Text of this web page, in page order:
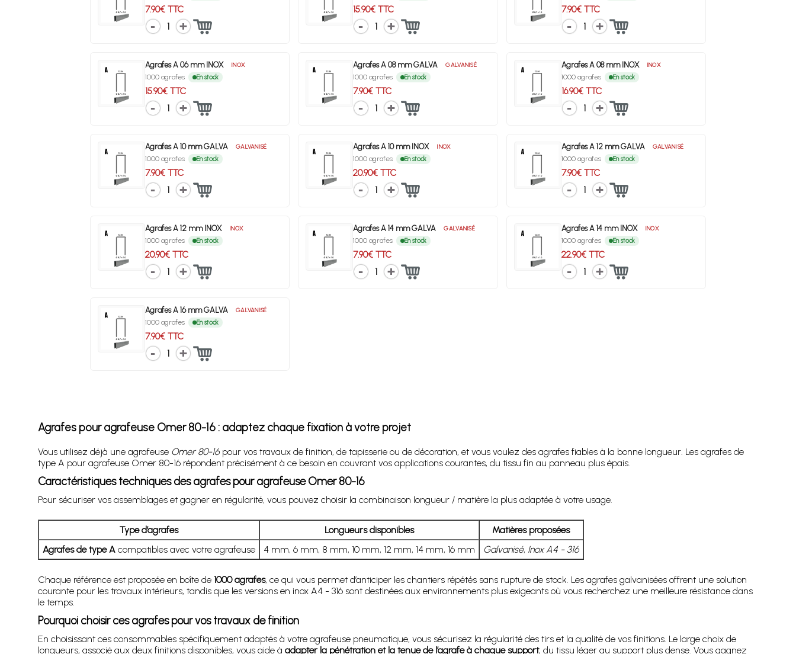
7.90€ TTC
1
15.90€ TTC
1
7.90€ TTC
1
Agrafes A 06 mm INOX INOX
1000 agrafes En stock
15.90€ TTC
1
Agrafes A 08 mm GALVA GALVANISÉ
1000 agrafes En stock
7.90€ TTC
1
Agrafes A 08 mm INOX INOX
1000 agrafes En stock
16.90€ TTC
1
Agrafes A 10 mm GALVA GALVANISÉ
1000 agrafes En stock
7.90€ TTC
1
Agrafes A 10 mm INOX INOX
1000 agrafes En stock
20.90€ TTC
1
Agrafes A 12 mm GALVA GALVANISÉ
1000 agrafes En stock
7.90€ TTC
1
Agrafes A 12 mm INOX INOX
1000 agrafes En stock
20.90€ TTC
1
Agrafes A 14 mm GALVA GALVANISÉ
1000 agrafes En stock
7.90€ TTC
1
Agrafes A 14 mm INOX INOX
1000 agrafes En stock
22.90€ TTC
1
Agrafes A 16 mm GALVA GALVANISÉ
1000 agrafes En stock
7.90€ TTC
1
Agrafes pour agrafeuse Omer 80-16 : adaptez chaque fixation à votre projet
Vous utilisez déjà une agrafeuse Omer 80-16pour vos travaux de finition, de tapisserie ou de décoration, et vous voulez des agrafes fiables à la bonne longueur. Les agrafes de
type A pour agrafeuse Omer 80-16 répondent précisément à ce besoin en couvrant vos applications courantes, du tissu fin au panneau plus épais.
Caractéristiques techniques des agrafes pour agrafeuse Omer 80-16
Pour sécuriser vos assemblages et gagner en régularité, vous pouvez choisir la combinaison longueur / matière la plus adaptée à votre usage.
Type d’agrafes Longueurs disponibles
Matières proposées
Agrafes de type Acompatibles avec votre agrafeuse 4 mm, 6 mm, 8 mm, 10 mm, 12 mm, 14 mm, 16 mm Galvanisé, Inox A4 - 316
Chaque référence est proposée en boîte de 1000 agrafes, ce qui vous permet d’anticiper les chantiers répétés sans rupture de stock. Les agrafes galvanisées offrent une solution
courante pour les travaux intérieurs, tandis que les versions en inox A4 - 316 sont destinées aux environnements plus exigeants où vous recherchez une meilleure résistance dans
le temps.
Pourquoi choisir ces agrafes pour vos travaux de finition
En choisissant ces consommables spécifiquement adaptés à votre agrafeuse pneumatique, vous sécurisez la régularité des tirs et la qualité de vos finitions. Le large choix de
longueurs, associé aux deux finitions disponibles, vous aide à adapter la pénétration et la tenue de l’agrafe à chaque support, du tissu léger au support plus dense. Vous gagnez